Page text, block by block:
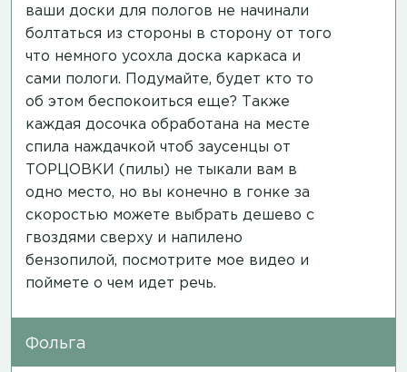
ваши доски для пологов не начинали
болтаться из стороны в сторону от того
что немного усохла доска каркаса и
сами пологи. Подумайте, будет кто то
об этом беспокоиться еще? Также
каждая досочка обработана на месте
спила наждачкой чтоб заусенцы от
ТОРЦОВКИ (пилы) не тыкали вам в
одно место, но вы конечно в гонке за
скоростью можете выбрать дешево с
гвоздями сверху и напилено
бензопилой, посмотрите мое видео и
поймете о чем идет речь.
Фольга